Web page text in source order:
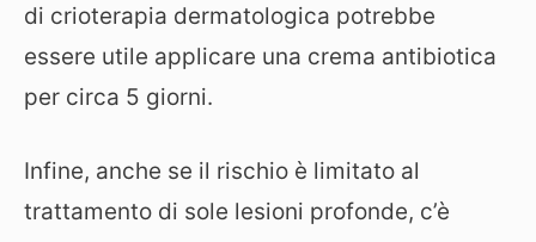
di crioterapia dermatologica potrebbe
essere utile applicare una crema antibiotica
per circa 5 giorni.
Infine, anche se il rischio è limitato al
trattamento di sole lesioni profonde, c’è